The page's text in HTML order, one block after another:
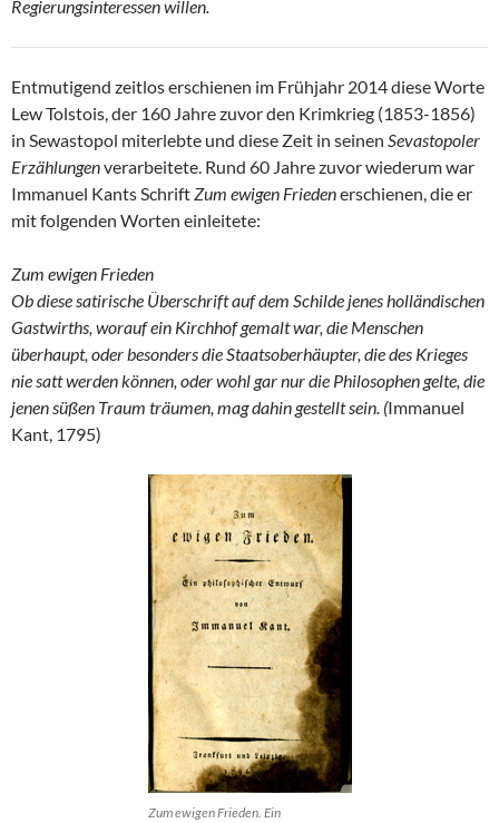
Regierungsinteressen willen.
Entmutigend zeitlos erschienen im Frühjahr 2014 diese Worte
Lew Tolstois, der 160 Jahre zuvor den Krimkrieg (1853-1856)
in Sewastopol miterlebte und diese Zeit in seinen Sevastopoler
Erzählungenverarbeitete. Rund 60 Jahre zuvor wiederum war
Immanuel Kants SchriftZum ewigen Friedenerschienen, die er
mit folgenden Worten einleitete:
Zum ewigen Frieden
Ob diese satirische Überschrift auf dem Schilde jenes holländischen
Gastwirths, worauf ein Kirchhof gemalt war, die Menschen
überhaupt, oder besonders die Staatsoberhäupter, die des Krieges
nie satt werden können, oder wohl gar nur die Philosophen gelte, die
jenen süßen Traum träumen, mag dahin gestellt sein. (Immanuel
Kant, 1795)
Zum ewigen Frieden. Ein